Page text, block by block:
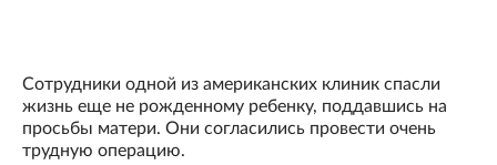
Сотрудники одной из американских клиник спасли
жизнь еще не рожденному ребенку, поддавшись на
просьбы матери. Они согласились провести очень
трудную операцию.